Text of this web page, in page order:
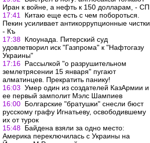
Иран к войне, а нефть к 150 долларам, - СП
17:41
Китаю еще есть с чем побороться.
Пекин усиливает антикоррупционные чистки,
- Къ
17:38 Клоунада. Питерский суд
удовлетворил иск "Газпрома" к "Нафтогазу
Украины"
17:16 Рассылкой "о разрушительном
землетрясении 15 января" пугают
алматинцев. Прекратить панику!
16:03 Умер один из создателей КазАрмии и
ее первый замполит Мэлс Шампиев
16:00 Болгарские "братушки" снесли бюст
русскому графу Игнатьеву, освободившему
их от турок
15:48 Байдена взяли за одно место:
Америка переключилась с Украины на